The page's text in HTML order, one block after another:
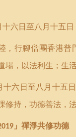
六日至八月十五日
，行腳僧團香港
場，以法利生；生
十六日至八月十五
修持， 功德善法 ，
」 禪淨共修功德